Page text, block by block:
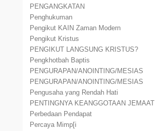
PENGANGKATAN
Penghukuman
Pengikut KAIN Zaman Modern
Pengikut Kristus
PENGIKUT LANGSUNG KRISTUS?
Pengkhotbah Baptis
PENGURAPAN/ANOINTING/MESIAS
PENGURAPAN/ANOINTING/MESIAS
Pengusaha yang Rendah Hati
PENTINGNYA KEANGGOTAAN JEMAAT
Perbedaan Pendapat
Percaya Mimp[i